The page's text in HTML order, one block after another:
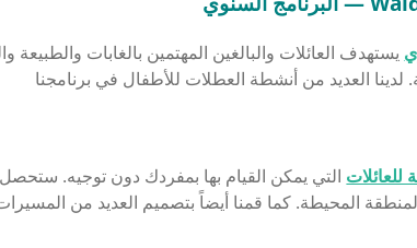
يستهدف العائلات والبالغين المهتمين بالغابات
التي يمكن القيام بها بمفردك دون توجيه.